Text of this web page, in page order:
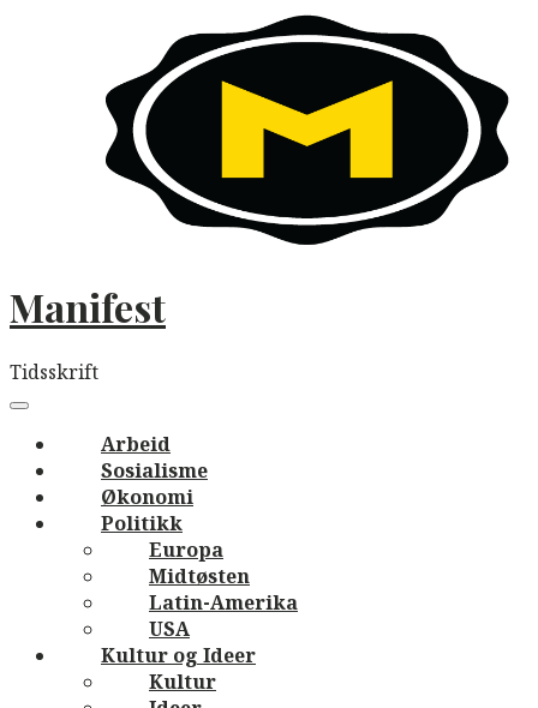
Manifest
Tidsskrift
navigation
Menu
Arbeid
Sosialisme
Økonomi
Politikk
Europa
Midtøsten
Latin-Amerika
USA
Kultur og Ideer
Kultur